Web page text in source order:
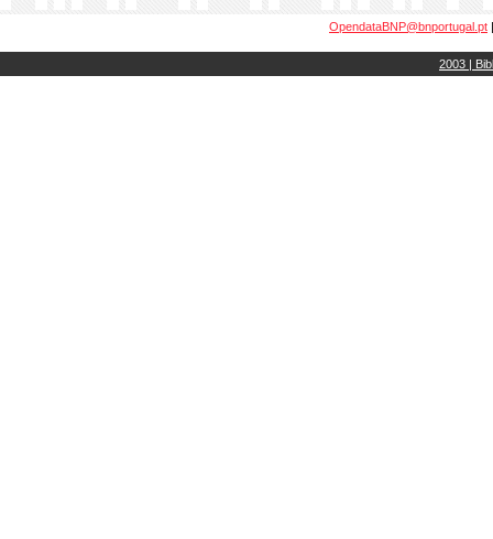
OpendataBNP@bnportugal.pt
2003 |